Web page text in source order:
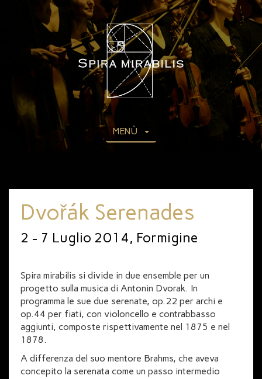
MENÙ
Dvořák Serenades
2 - 7 Luglio 2014, Formigine
Spira mirabilis si divide in due ensemble per un
progetto sulla musica di Antonin Dvorak. In
programma le sue due serenate, op.22 per archi e
op.44 per fiati, con violoncello e contrabbasso
aggiunti, composte rispettivamente nel 1875 e nel
1878.
A differenza del suo mentore Brahms, che aveva
concepito la serenata come un passo intermedio